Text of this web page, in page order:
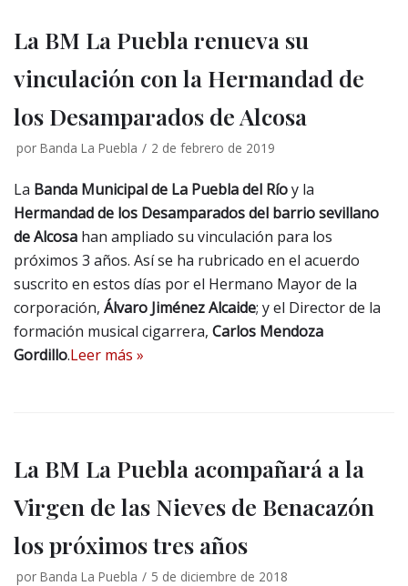
La BM La Puebla renueva su
vinculación con la Hermandad de
los Desamparados de Alcosa
por Banda La Puebla 2 de febrero de 2019
La Banda Municipal de La Puebla del Ríoy la
Hermandad de los Desamparados del barrio sevillano
de Alcosa han ampliado su vinculación para los
próximos 3 años. Así se ha rubricado en el acuerdo
suscrito en estos días por el Hermano Mayor de la
corporación, Álvaro Jiménez Alcaide; y el Director de la
formación musical cigarrera, Carlos Mendoza
Gordillo.Leer más »
La BM La Puebla acompañará a la
Virgen de las Nieves de Benacazón
los próximos tres años
por Banda La Puebla 5 de diciembre de 2018